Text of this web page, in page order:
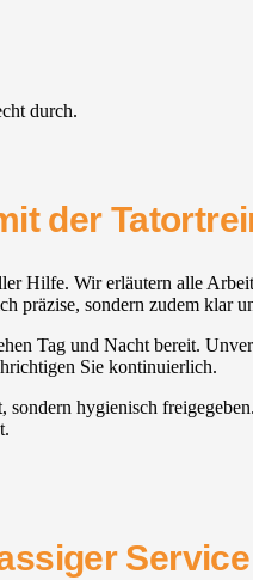
durch.
der
Hilfe. Wir erläutern alle
präzise, sondern zudem klar
Tag und Nacht bereit.
Sie kontinuierlich.
sondern hygienisch
Service